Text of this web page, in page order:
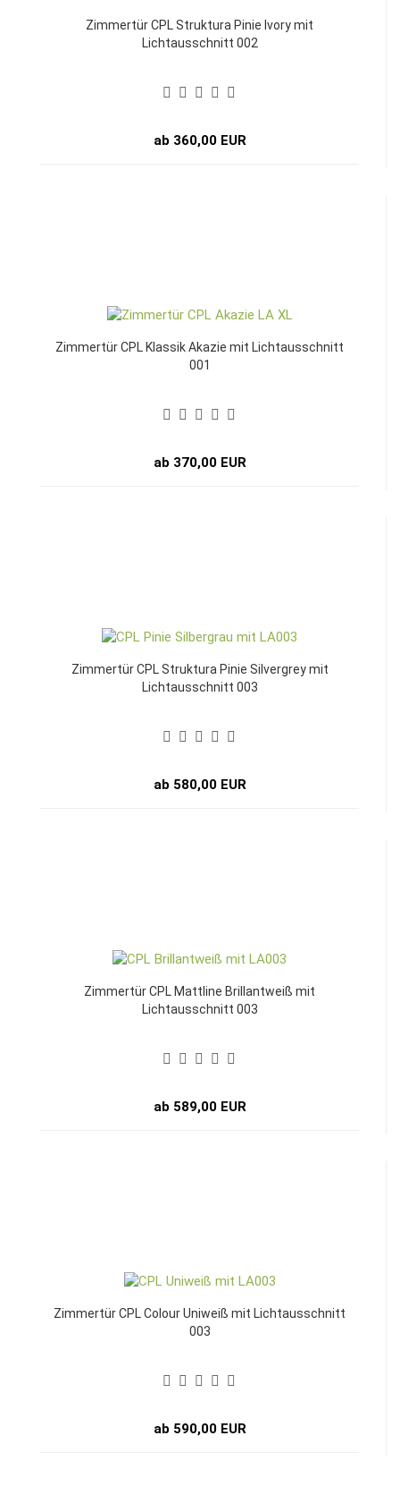
Zimmertür CPL Struktura Pinie Ivory mit
Lichtausschnitt 002
ab 360,00 EUR
Zimmertür CPL Klassik Akazie mit Lichtausschnitt
001
ab 370,00 EUR
Zimmertür CPL Struktura Pinie Silvergrey mit
Lichtausschnitt 003
ab 580,00 EUR
Zimmertür CPL Mattline Brillantweiß mit
Lichtausschnitt 003
ab 589,00 EUR
Zimmertür CPL Colour Uniweiß mit Lichtausschnitt
003
ab 590,00 EUR